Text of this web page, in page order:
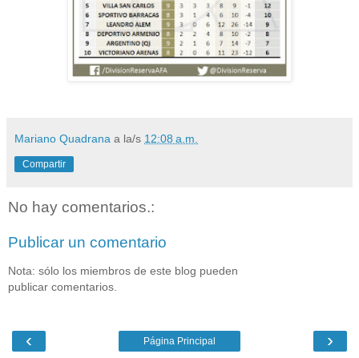
Mariano Quadrana a la/s 12:08 a.m.
Compartir
No hay comentarios.:
Publicar un comentario
Nota: sólo los miembros de este blog pueden
publicar comentarios.
‹ ›
Página Principal